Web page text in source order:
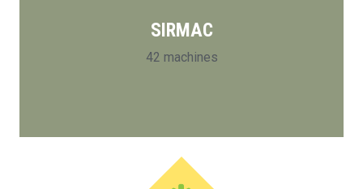
SIRMAC
42 machines